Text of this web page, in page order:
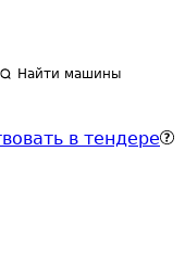
Найти машины
в тендере